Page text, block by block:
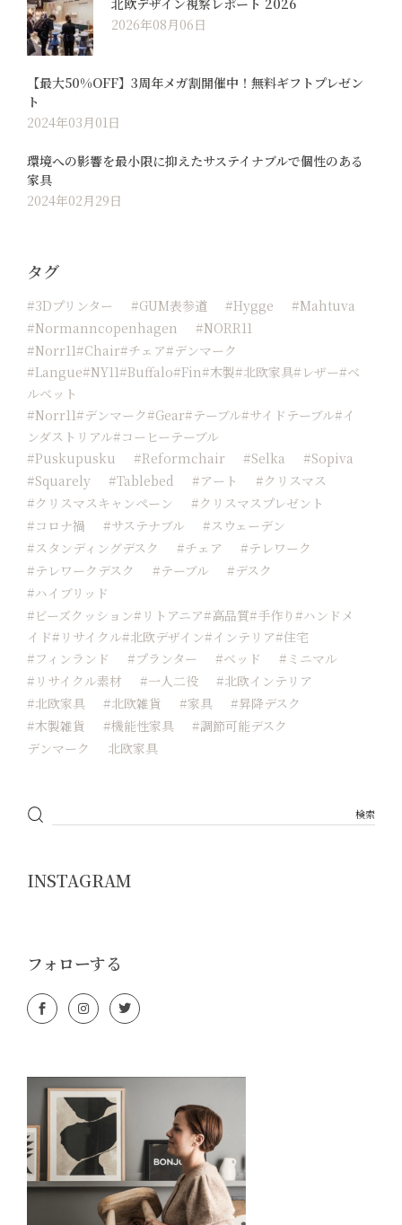
北欧デザイン視察レポート 2026
2026年08月06日
【最大50%OFF】3周年メガ割開催中！無料ギフトプレゼン
ト
2024年03月01日
環境への影響を最小限に抑えたサステイナブルで個性のある
家具
2024年02月29日
タグ
#3Dプリンター #GUM表参道 #hygge
#Mahtuva
#normanncopenhagen
#NORR11
#Norr11#chair#チェア#デンマーク
#langue#NY11#buffalo#fin#木製#北欧家具#レザー#ベ
ルベット
#norr11#デンマーク#Gear#テーブル#サイドテーブル#イ
ンダストリアル#コーヒーテーブル
#Puskupusku
#reformchair #Selka
#sopiva
#squarely
#tablebed #アート
#クリスマス
#クリスマスキャンペーン
#クリスマスプレゼント
#コロナ禍
#サステナブル
#スウェーデン
#スタンディングデスク
#チェア
#テレワーク
#テレワークデスク
#テーブル
#デスク
#ハイブリッド
#ビーズクッション#リトアニア#高品質#手作り#ハンドメ
イド#リサイクル#北欧デザイン#インテリア#住宅
#フィンランド
#プランター #ベッド
#ミニマル
#リサイクル素材
#一人二役
#北欧インテリア
#北欧家具
#北欧雑貨 #家具
#昇降デスク
#木製雑貨
#機能性家具
#調節可能デスク
デンマーク
北欧家具
INSTAGRAM
フォローする